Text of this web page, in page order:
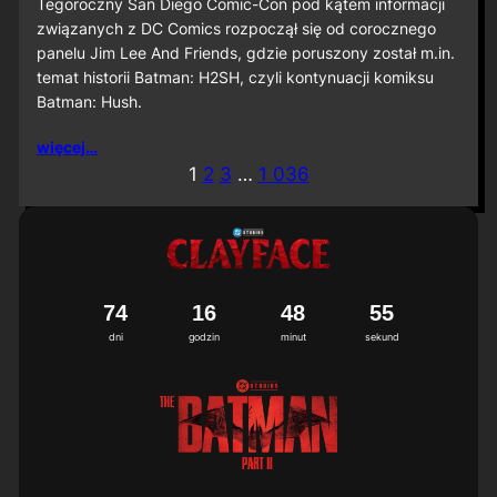
D
C
2
o
w
a
Tegoroczny San Diego Comic-Con pod kątem informacji
związanych z DC Comics rozpoczął się od corocznego
panelu Jim Lee And Friends, gdzie poruszony został m.in.
temat historii Batman: H2SH, czyli kontynuacji komiksu
Batman: Hush.
więcej…
1 2 3 … 1 036
dni
74
godzin
16
minut
48
sekund
52
3